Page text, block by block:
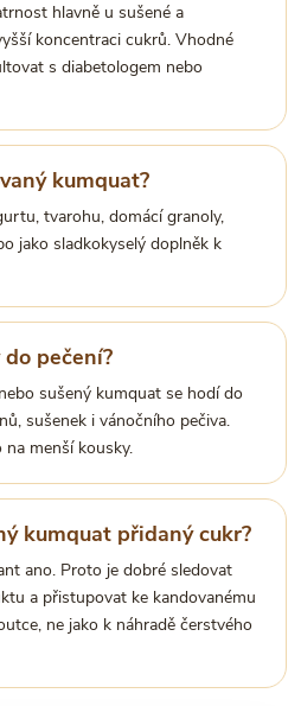
hlavně u sušené a
koncentraci cukrů. Vhodné
s diabetologem nebo
kumquat?
tvarohu, domácí granoly,
jako sladkokyselý doplněk k
pečení?
sušený kumquat se hodí do
sušenek i vánočního pečiva.
menší kousky.
kumquat přidaný cukr?
ano. Proto je dobré sledovat
a přistupovat ke kandovanému
ne jako k náhradě čerstvého